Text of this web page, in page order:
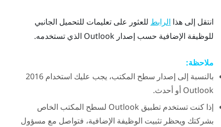
انتقل إلى هذا الرابط للعثور على تعليمات للتحميل الجانبي
للوظيفة الإضافية حسب إصدار Outlook الذي تستخدمه.
ملاحظة:
بالنسبة إلى إصدار سطح المكتب، يجب عليك استخدام 2016
Outlook أو أحدث.
إذا كنت تستخدم تطبيق Outlook لسطح المكتب الخاص
بشركتك ويحظر تثبيت الوظيفة الإضافية، فتواصل مع مسؤول